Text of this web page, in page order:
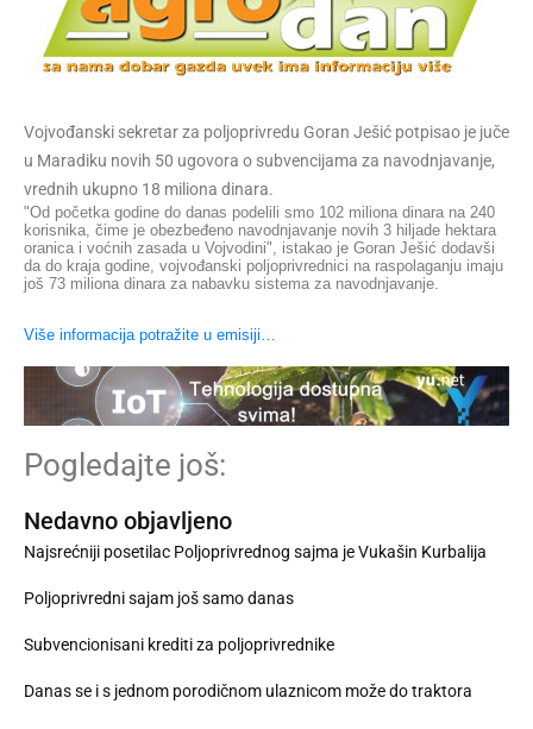
Vojvođanski sekretar za poljoprivredu Goran Ješić potpisao je juče
u Maradiku novih 50 ugovora o subvencijama za navodnjavanje,
vrednih ukupno 18 miliona dinara.
"Od početka godine do danas podelili smo 102 miliona dinara na 240
korisnika, čime je obezbeđeno navodnjavanje novih 3 hiljade hektara
oranica i voćnih zasada u Vojvodini", istakao je Goran Ješić dodavši
da do kraja godine, vojvođanski poljoprivrednici na raspolaganju imaju
još 73 miliona dinara za nabavku sistema za navodnjavanje.
Više informacija potražite u emisiji…
Pogledajte još:
Nedavno objavljeno
Najsrećniji posetilac Poljoprivrednog sajma je Vukašin Kurbalija
Poljoprivredni sajam još samo danas
Subvencionisani krediti za poljoprivrednike
Danas se i s jednom porodičnom ulaznicom može do traktora